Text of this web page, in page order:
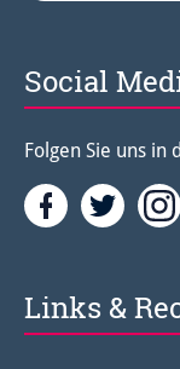
Social
Folgen Sie uns
Facebook
Links &